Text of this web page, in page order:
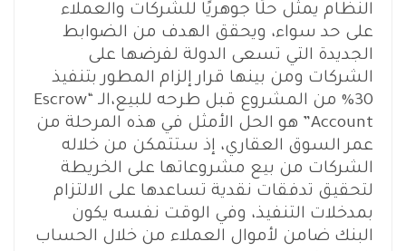
النظام يمثل حلًا جوهريًا للشركات والعملاء
على حد سواء، ويحقق الهدف من الضوابط
الجديدة التي تسعى الدولة لفرضها على
الشركات ومن بينها قرار إلزام المطور بتنفيذ
30% من المشروع قبل طرحه للبيع،الـ “Escrow
Account” هو الحل الأمثل في هذه المرحلة من
عمر السوق العقاري، إذ ستتمكن من خلاله
الشركات من بيع مشروعاتها على الخريطة
لتحقيق تدفقات نقدية تساعدها على الالتزام
بمدخلات التنفيذ، وفي الوقت نفسه يكون
البنك ضامن لأموال العملاء من خلال الحساب